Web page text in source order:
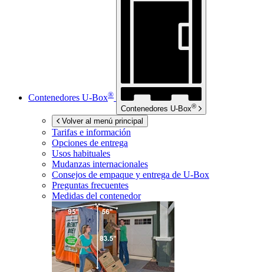
Contenedores U-Box®
Contenedores U-Box®
Volver al menú principal
Tarifas e información
Opciones de entrega
Usos habituales
Mudanzas internacionales
Consejos de empaque y entrega de U-Box
Preguntas frecuentes
Medidas del contenedor